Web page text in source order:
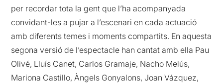
per recordar tota la gent que l’ha acompanyada
convidant-les a pujar a l’escenari en cada actuació
amb diferents temes i moments compartits. En aquesta
segona versió de l’espectacle han cantat amb ella Pau
Olivé, Lluís Canet, Carlos Gramaje, Nacho Melús,
Mariona Castillo, Àngels Gonyalons, Joan Vázquez,